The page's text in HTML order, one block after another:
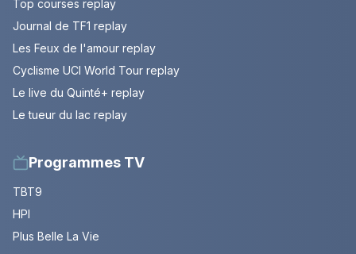
Top courses replay
Journal de TF1 replay
Les Feux de l'amour replay
Cyclisme UCI World Tour replay
Le live du Quinté+ replay
Le tueur du lac replay
Programmes TV
TBT9
HPI
Plus Belle La Vie